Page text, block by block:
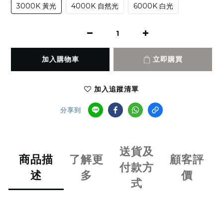
3000K 黃光 4000K 自然光 6000K 白光
加入購物車 立即購買
加入追蹤清單
分享到
商品描
述
了解更
多
送貨及
付款方
式
顧客評
價